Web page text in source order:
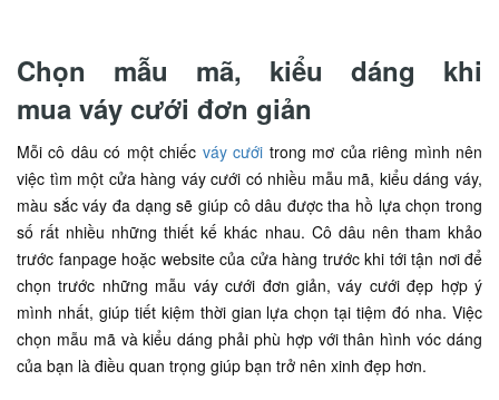
Chọn mẫu mã, kiểu dáng khi
mua váy cưới đơn giản
Mỗi cô dâu có một chiếc váy cưới trong mơ của riêng mình nên
việc tìm một cửa hàng váy cưới có nhiều mẫu mã, kiểu dáng váy,
màu sắc váy đa dạng sẽ giúp cô dâu được tha hồ lựa chọn trong
số rất nhiều những thiết kế khác nhau. Cô dâu nên tham khảo
trước fanpage hoặc website của cửa hàng trước khi tới tận nơi để
chọn trước những mẫu váy cưới đơn giản, váy cưới đẹp hợp ý
mình nhất, giúp tiết kiệm thời gian lựa chọn tại tiệm đó nha. Việc
chọn mẫu mã và kiểu dáng phải phù hợp với thân hình vóc dáng
của bạn là điều quan trọng giúp bạn trở nên xinh đẹp hơn.